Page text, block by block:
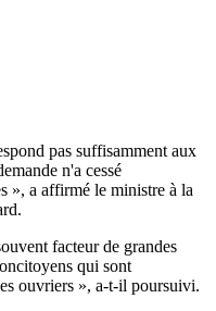
pas suffisamment aux
n'a cessé
», a affirmé le ministre à la
facteur de grandes
qui sont
ouvriers », a-t-il poursuivi.